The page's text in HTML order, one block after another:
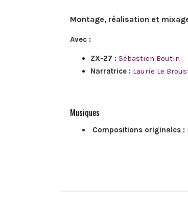
Montage, réalisation et
Avec :
ZX-27 : Sébastien Boutin
Narratrice : Laurie Le
Musiques
Compositions originales :